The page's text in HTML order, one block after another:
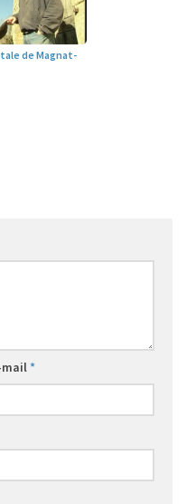
de Magnat-
mail*